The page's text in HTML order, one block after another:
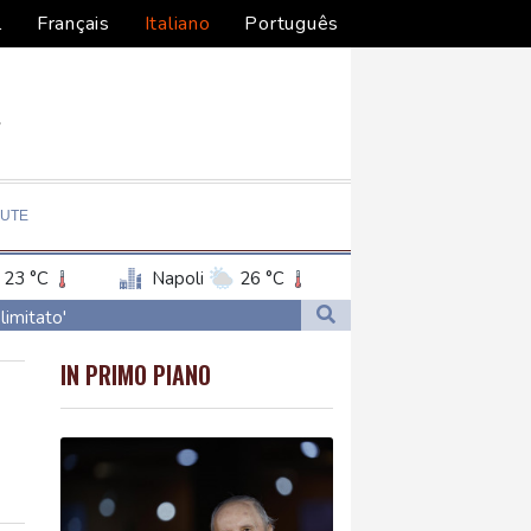
Français Italiano Português
23 °C Napoli 26 °C
IN PRIMO PIANO